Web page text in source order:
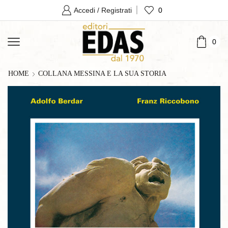
Accedi / Registrati 0
0
HOME COLLANA MESSINA E LA SUA STORIA